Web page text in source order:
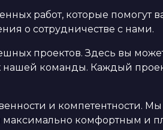
работ, которые помогут
о сотрудничестве с нами.
проектов. Здесь вы
команды. Каждый
и компетентности.
максимально комфортным и